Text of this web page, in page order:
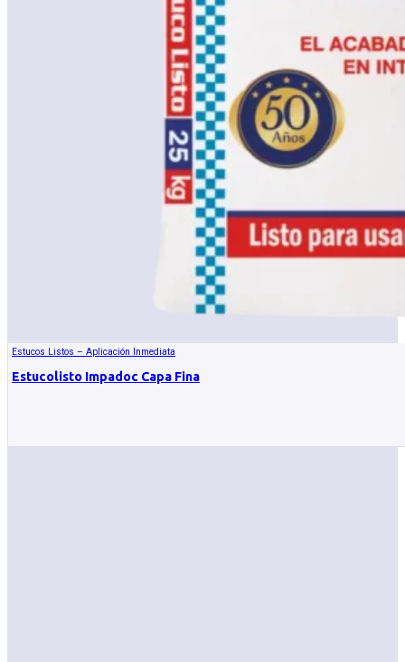
Estucos Listos – Aplicación Inmediata
Estucolisto Impadoc Capa Fina